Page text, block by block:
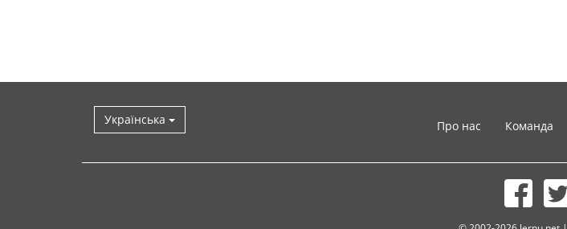
Українська Про нас Команда